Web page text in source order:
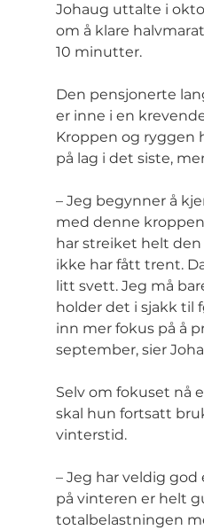
Johaug uttalte i
om å klare
10 minutter.
Den pensjonerte
er inne i en
Kroppen og ryggen
på lag i det siste,
– Jeg begynner å
med denne
har streiket helt
ikke har fått trent.
litt svett. Jeg må
holder det i sjakk til
inn mer fokus på å
september, sier
Selv om fokuset nå
skal hun fortsatt
vinterstid.
– Jeg har veldig
på vinteren er helt
totalbelastningen